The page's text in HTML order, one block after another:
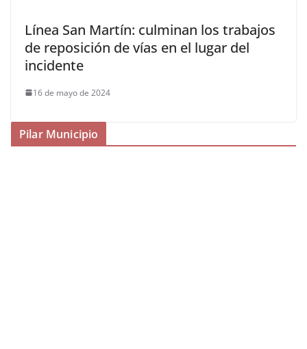
Línea San Martín: culminan los trabajos
de reposición de vías en el lugar del
incidente
16 de mayo de 2024
Pilar Municipio